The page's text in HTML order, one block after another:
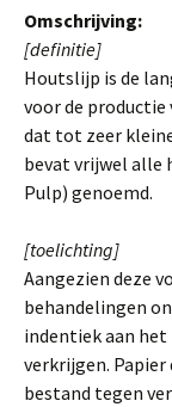
Omschrijving:
[definitie]
Houtslijp is de
voor de
dat tot zeer
bevat vrijwel alle
Pulp) genoemd.
[toelichting]
Aangezien deze
behandelingen
indentiek aan
verkrijgen.
bestand tegen